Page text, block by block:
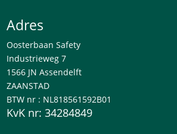
Adres
Oosterbaan Safety
Industrieweg 7
1566 JN Assendelft
ZAANSTAD
BTW nr : NL818561592B01
KvK nr: 34284849